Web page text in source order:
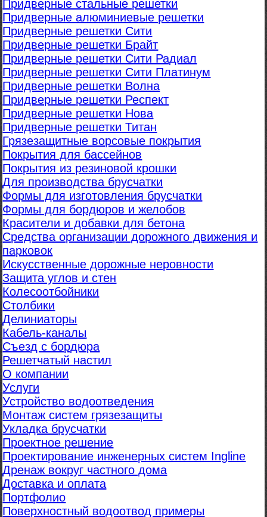
Придверные стальные решетки
Придверные алюминиевые решетки
Придверные решетки Сити
Придверные решетки Брайт
Придверные решетки Сити Радиал
Придверные решетки Сити Платинум
Придверные решетки Волна
Придверные решетки Респект
Придверные решетки Нова
Придверные решетки Титан
Грязезащитные ворсовые покрытия
Покрытия для бассейнов
Покрытия из резиновой крошки
Для производства брусчатки
Формы для изготовления брусчатки
Формы для бордюров и желобов
Красители и добавки для бетона
Средства организации дорожного движения и
парковок
Искусственные дорожные неровности
Защита углов и стен
Колесоотбойники
Столбики
Делиниаторы
Кабель-каналы
Съезд с бордюра
Решетчатый настил
О компании
Услуги
Устройство водоотведения
Монтаж систем грязезащиты
Укладка брусчатки
Проектное решение
Проектирование инженерных систем Ingline
Дренаж вокруг частного дома
Доставка и оплата
Портфолио
Поверхностный водоотвод примеры